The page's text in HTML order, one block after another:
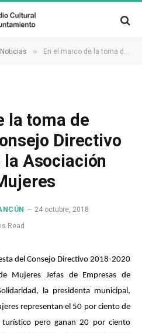
» En el marco de la toma de protesta del Consejo Directivo 2018-2020 de la Asociación Mexicana de Mujeres
la toma de
Directivo
Asociación
24 octubre, 2018
Read
del Consejo Directivo 2018-2020
Mujeres Jefas de Empresas de
la presidenta municipal,
representan el 50 por ciento de
pero ganan 20 por ciento